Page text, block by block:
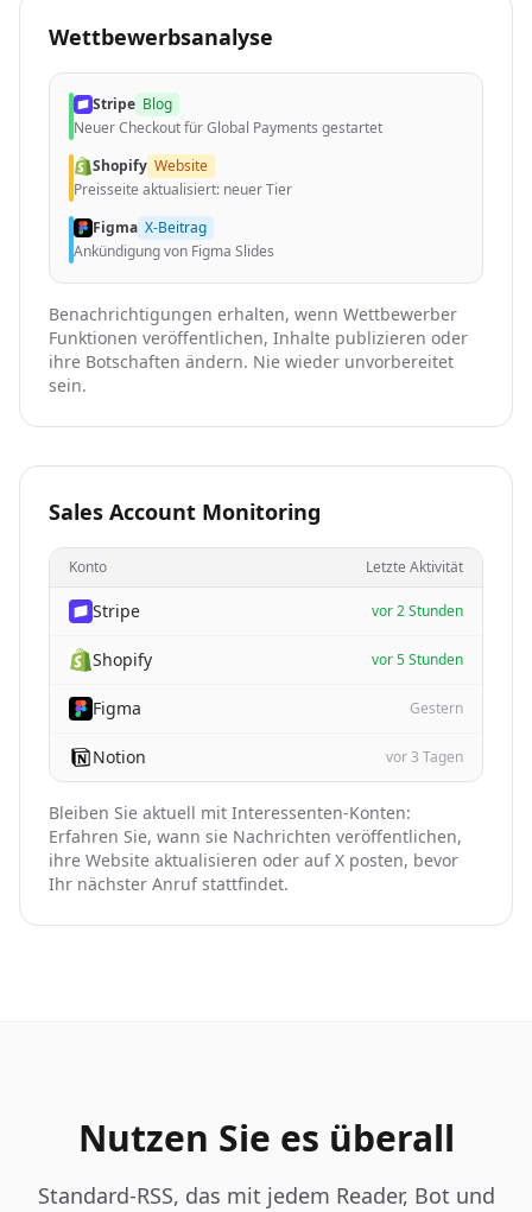
Wettbewerbsanalyse
Stripe Blog
Neuer Checkout für Global Payments gestartet
Shopify Website
Preisseite aktualisiert: neuer Tier
Figma X-Beitrag
Ankündigung von Figma Slides
Benachrichtigungen erhalten, wenn Wettbewerber
Funktionen veröffentlichen, Inhalte publizieren oder
ihre Botschaften ändern. Nie wieder unvorbereitet
sein.
Sales Account Monitoring
Konto Letzte Aktivität
Stripe vor 2 Stunden
Shopify vor 5 Stunden
Figma Gestern
Notion vor 3 Tagen
Bleiben Sie aktuell mit Interessenten-Konten:
Erfahren Sie, wann sie Nachrichten veröffentlichen,
ihre Website aktualisieren oder auf X posten, bevor
Ihr nächster Anruf stattfindet.
Nutzen Sie es überall
Standard-RSS, das mit jedem Reader, Bot und